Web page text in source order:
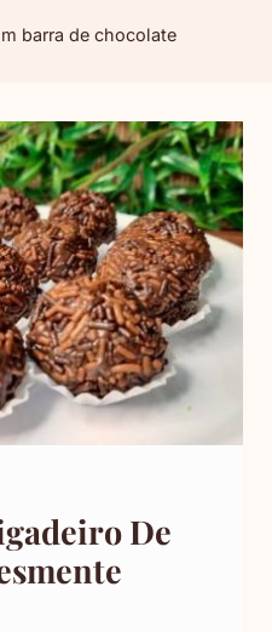
barra de chocolate
De